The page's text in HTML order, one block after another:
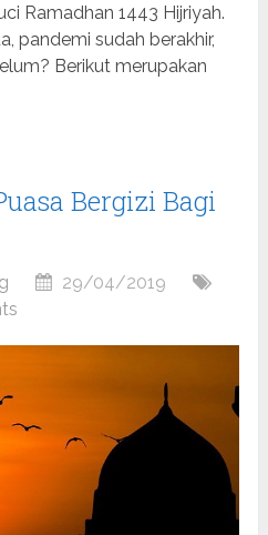
Ramadhan 1443 Hijriyah.
pandemi sudah berakhir,
Berikut merupakan
Bergizi Bagi
29/04/2019